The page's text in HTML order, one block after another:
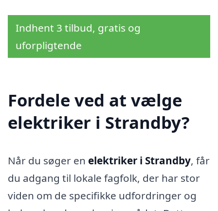
Indhent 3 tilbud, gratis og
uforpligtende
Fordele ved at vælge
elektriker i Strandby?
Når du søger en elektriker i Strandby, får
du adgang til lokale fagfolk, der har stor
viden om de specifikke udfordringer og